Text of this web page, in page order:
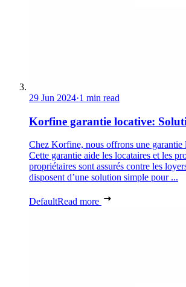
29 Jun 2024·1 min read
Korfine garantie locative:
Chez Korfine, nous offrons une garantie
Cette garantie aide les locataires et les
propriétaires sont assurés contre les
disposent d’une solution simple pour ...
DefaultRead more